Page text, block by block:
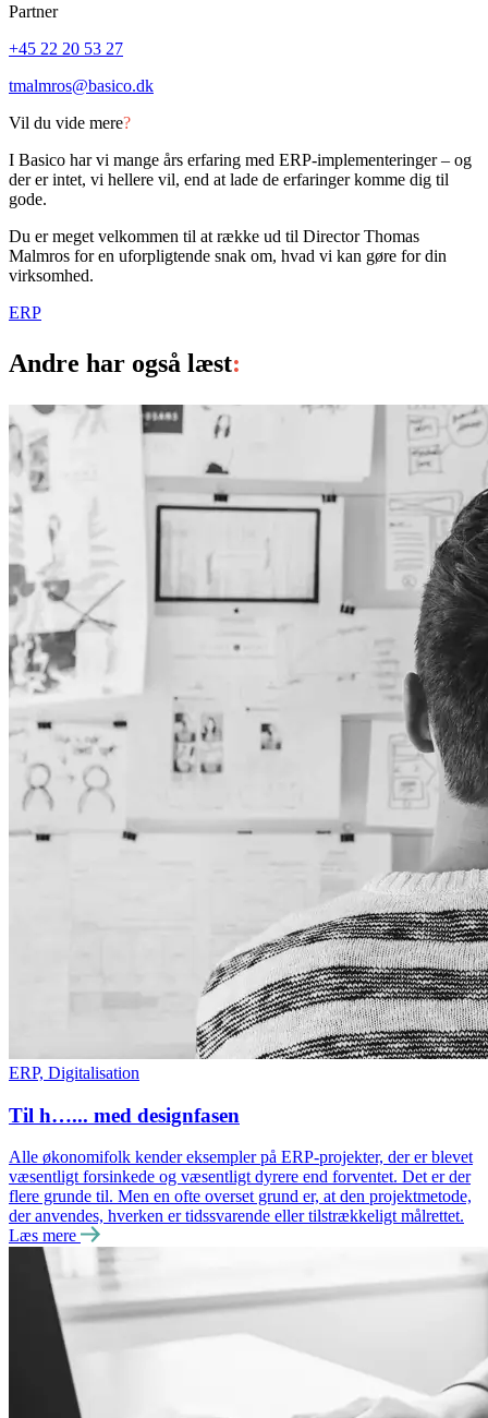
Partner
+45 22 20 53 27
tmalmros@basico.dk
Vil du vide mere?
I Basico har vi mange års erfaring med ERP-implementeringer – og
der er intet, vi hellere vil, end at lade de erfaringer komme dig til
gode.
Du er meget velkommen til at række ud til Director Thomas
Malmros for en uforpligtende snak om, hvad vi kan gøre for din
virksomhed.
ERP
Andre har også læst:
ERP, Digitalisation
Til h…... med designfasen
Alle økonomifolk kender eksempler på ERP-projekter, der er blevet
væsentligt forsinkede og væsentligt dyrere end forventet. Det er der
flere grunde til. Men en ofte overset grund er, at den projektmetode,
der anvendes, hverken er tidssvarende eller tilstrækkeligt målrettet.
Læs mere